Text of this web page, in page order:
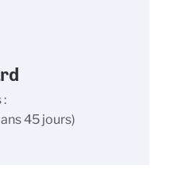
45 jours)